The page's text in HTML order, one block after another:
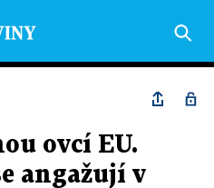
ovcí EU.
angažují v